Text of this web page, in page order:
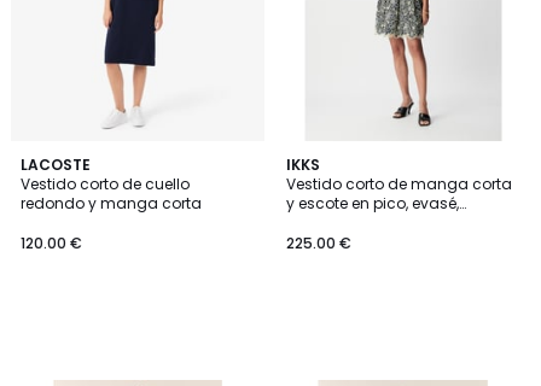
LACOSTE
Vestido corto de cuello
redondo y manga corta
120.00 €
IKKS
Vestido corto de manga corta
y escote en pico, evasé,
225.00 €